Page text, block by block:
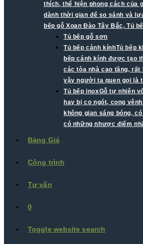
thích, thể hiện phong cách của
dành thời gian để so sánh và
bếp gỗ Xoan Đào Tây Bắc, Tủ
Tủ bếp gỗ sơn
Tủ bếp cánh kínhTủ bếp
bếp cánh kính được tạo
các tòa nhà cao tầng,
vậy người ta quen gọi là
Tủ bếp inoxGỗ tự nhiên
hay bị co ngót, cong
không gian sáng bóng,
có những nhược điểm
Bảng Giá
Công trình
Tư vấn
0
Toggle website search